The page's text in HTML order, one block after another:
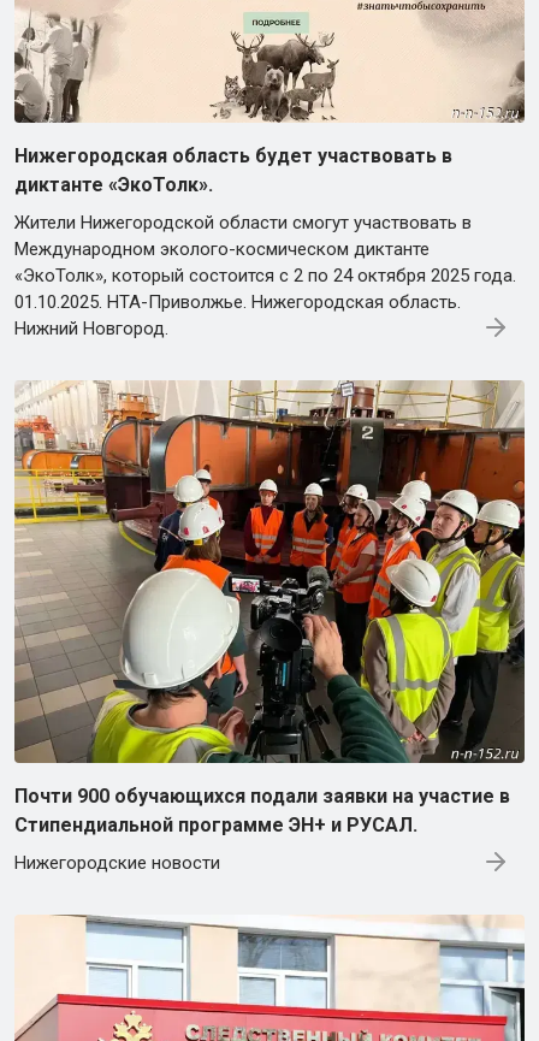
Нижегородская область будет участвовать в
диктанте «ЭкоТолк».
Жители Нижегородской области смогут участвовать в
Международном эколого-космическом диктанте
«ЭкоТолк», который состоится с 2 по 24 октября 2025 года.
01.10.2025. НТА-Приволжье. Нижегородская область.
Нижний Новгород.
Почти 900 обучающихся подали заявки на участие в
Стипендиальной программе ЭН+ и РУСАЛ.
Нижегородские новости